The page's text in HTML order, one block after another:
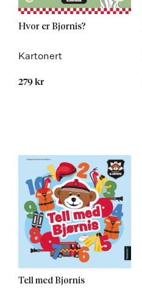
Hvor er Bjørnis?
Kartonert
279 kr
Tell med Bjørnis